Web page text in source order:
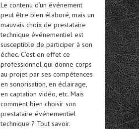
Le contenu d’un événement
peut être bien élaboré, mais un
mauvais choix de prestataire
technique événementiel est
susceptible de participer à son
échec. C’est en effet ce
professionnel qui donne corps
au projet par ses compétences
en sonorisation, en éclairage,
en captation vidéo, etc. Mais
comment bien choisir son
prestataire événementiel
technique ? Tout savoir.